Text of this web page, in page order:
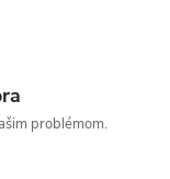
problémom.